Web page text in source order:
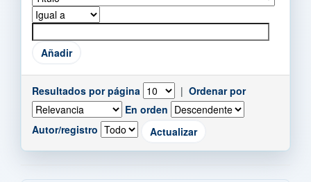
Resultados por página | Ordenar por
En orden
Autor/registro